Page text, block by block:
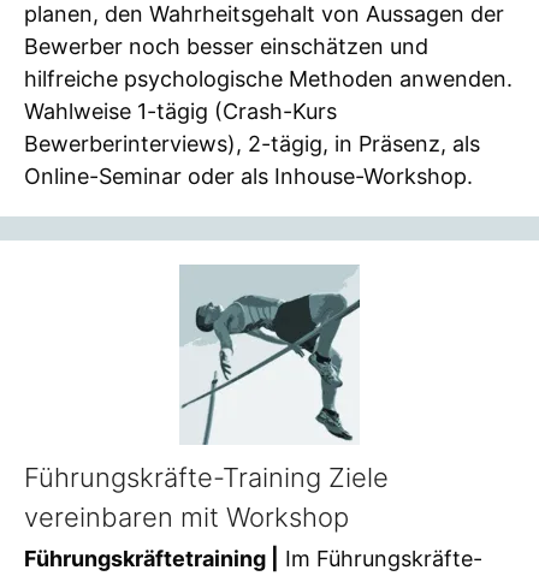
planen, den Wahrheitsgehalt von Aussagen der
Bewerber noch besser einschätzen und
hilfreiche psychologische Methoden anwenden.
Wahlweise 1-tägig (Crash-Kurs
Bewerberinterviews), 2-tägig, in Präsenz, als
Online-Seminar oder als Inhouse-Workshop.
Führungskräfte-Training Ziele
vereinbaren mit Workshop
Führungskräftetraining |
Im Führungskräfte-